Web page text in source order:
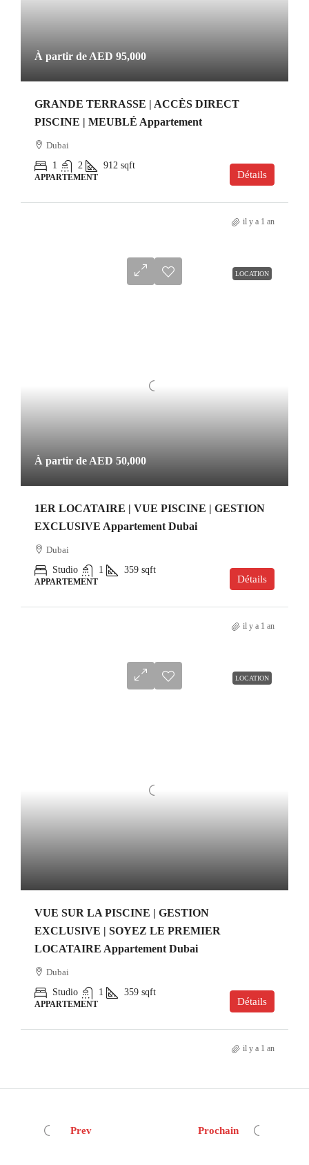
À partir de AED 95,000
GRANDE TERRASSE | ACCÈS DIRECT
PISCINE | MEUBLÉ Appartement
Dubai
1
2 912 sqft
APPARTEMENT Détails
il y a 1 an
LOCATION
À partir de AED 50,000
1ER LOCATAIRE | VUE PISCINE | GESTION
EXCLUSIVE Appartement Dubai
Dubai
Studio
1 359 sqft
APPARTEMENT Détails
il y a 1 an
LOCATION
VUE SUR LA PISCINE | GESTION
EXCLUSIVE | SOYEZ LE PREMIER
LOCATAIRE Appartement Dubai
Dubai
Studio
1 359 sqft
APPARTEMENT Détails
il y a 1 an
Prev Prochain